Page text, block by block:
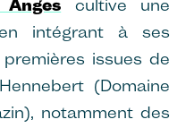
cultive une
intégrant à ses
issues de
(Domaine
notamment des